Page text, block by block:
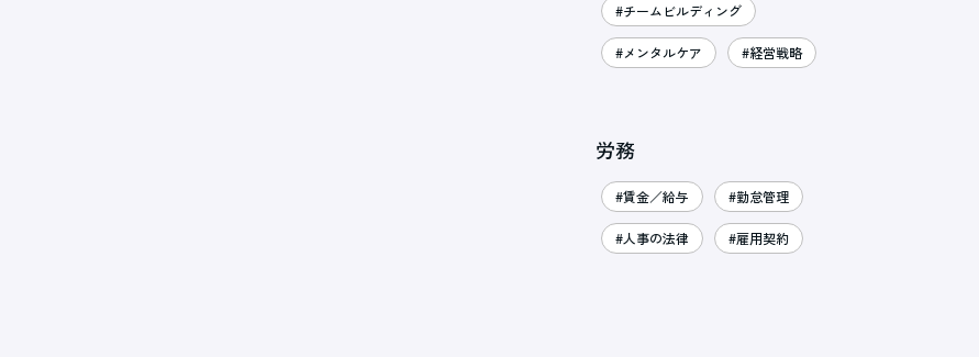
#チームビルディング
#メンタルケア #経営戦略
労務
#賃金／給与 #勤怠管理
#人事の法律 #雇用契約